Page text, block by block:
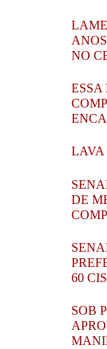
NO
LAVA
DE
60
SOB